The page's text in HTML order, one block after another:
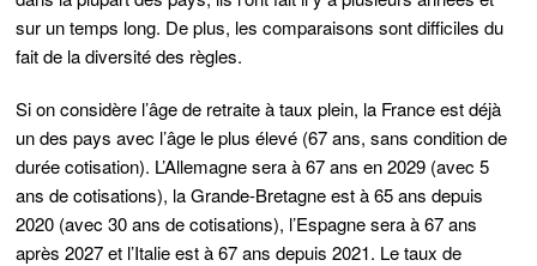
sur un temps long. De plus, les comparaisons sont difficiles du
fait de la diversité des règles.
Si on considère l’âge de retraite à taux plein, la France est déjà
un des pays avec l’âge le plus élevé (67 ans, sans condition de
durée cotisation). L’Allemagne sera à 67 ans en 2029 (avec 5
ans de cotisations), la Grande-Bretagne est à 65 ans depuis
2020 (avec 30 ans de cotisations), l’Espagne sera à 67 ans
après 2027 et l’Italie est à 67 ans depuis 2021. Le taux de